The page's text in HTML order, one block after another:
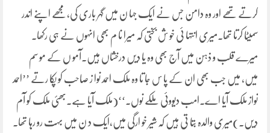
کرتے تھے اور وہ دامن جس نے ایک جہا ن میں گہر باری کی،مجھے اپنے اندر
سمیٹا کرتا تھا۔میری انتہا ئی خو ش بختی کہ میرا نا م بھی انہوں نے ہی رکھا۔
میرے قلب و ذہن میں آج بھی وہ یا دیں درخشاں ہیں۔آمو ں کے مو سم
میں، میں جب بھی ان کے پا س جا تا وہ ملک احمد نوا ز صاحب کو پکا رتے ’’احمد
نواز ملک آیا اے۔امب دیووئی ملکے نوں۔‘‘(ملک آیا ہے۔بھئی ملک کو آم
دیں۔)میری والدہ بتا تی ہیں کہ شیر خو ارگی میں،ایک د ن میں بہت رو رہا تھا۔